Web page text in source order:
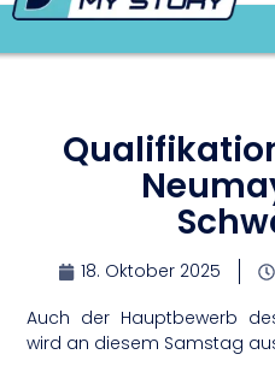
18. Oktober 2025
Auch der Hauptbewerb
wird an diesem Samstag